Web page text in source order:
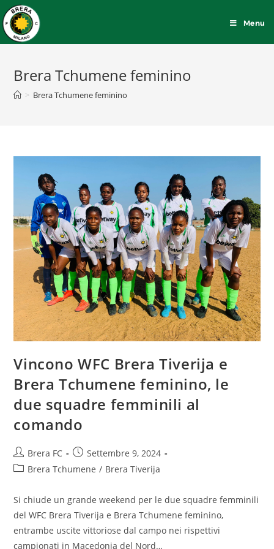
Menu
Brera Tchumene feminino
> Brera Tchumene feminino
Vincono WFC Brera Tiverija e
Brera Tchumene feminino, le
due squadre femminili al
comando
Brera FC
Settembre 9, 2024
Brera Tchumene / Brera Tiverija
Si chiude un grande weekend per le due squadre femminili
del WFC Brera Tiverija e Brera Tchumene feminino,
entrambe uscite vittoriose dal campo nei rispettivi
campionati in Macedonia del Nord…